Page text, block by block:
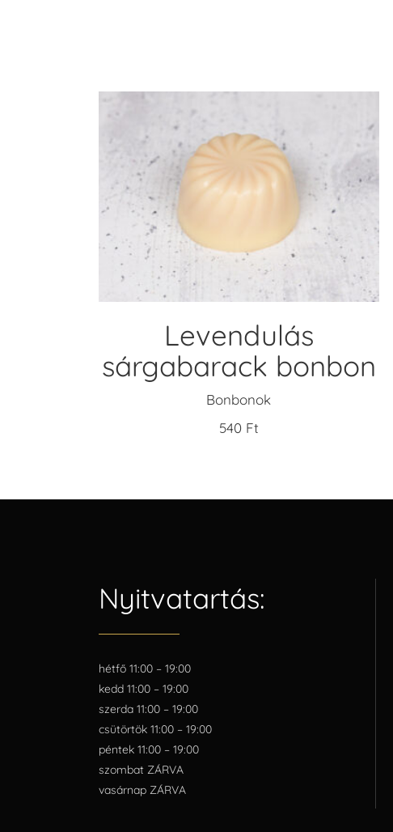
Levendulás
sárgabarack bonbon
Bonbonok
540 Ft
Nyitvatartás:
hétfő 11:00 – 19:00
kedd 11:00 – 19:00
szerda 11:00 – 19:00
csütörtök 11:00 – 19:00
péntek 11:00 – 19:00
szombat ZÁRVA
vasárnap ZÁRVA